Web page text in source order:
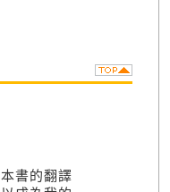
書的翻譯